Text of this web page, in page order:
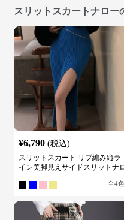
スリットスカートナロー
¥6,790 (税込)
スリットスカート リブ編み縦ラ
イン美脚見えサイドスリットナ
全4色